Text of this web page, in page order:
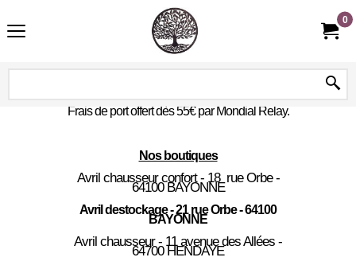
0
Frais de port offert dès 55€ par Mondial Relay.
Nos boutiques
Avril chausseur confort - 18 rue Orbe -
64100 BAYONNE
Avril destockage - 21 rue Orbe - 64100
BAYONNE
Avril chausseur - 11 avenue des Allées -
64700 HENDAYE